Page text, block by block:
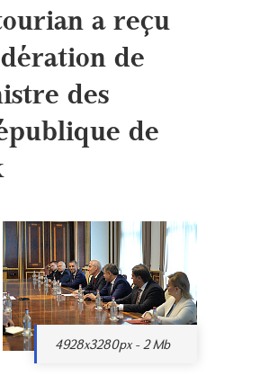
a reçu
de
des
de
4928x3280px - 2 Mb